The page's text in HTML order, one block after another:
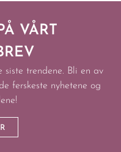
VÅRT
siste trendene. Bli en av
ferskeste nyhetene og